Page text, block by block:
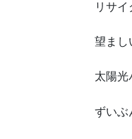
リサイ
望ましい
太陽光パ
ずいぶん